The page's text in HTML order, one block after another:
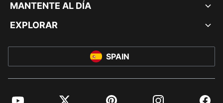
MANTENTE AL DÍA
EXPLORAR
SPAIN